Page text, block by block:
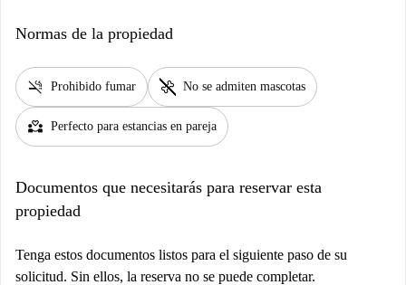
Normas de la propiedad
smoke_free Prohibido fumar pet_supplies No se admiten mascotas
partner_heart Perfecto para estancias en pareja
Documentos que necesitarás para reservar esta
propiedad
Tenga estos documentos listos para el siguiente paso de su
solicitud. Sin ellos, la reserva no se puede completar.